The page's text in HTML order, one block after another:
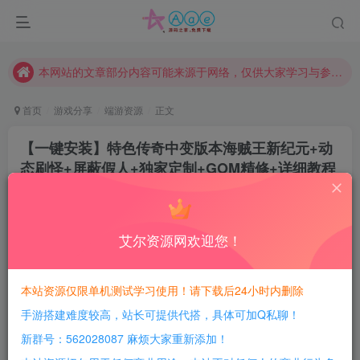
现在赞助会员享受专属折扣，详情点击此条公告。
本网站的文章部分内容可能来源于网络，仅供大家学习与参考，如有侵权，请联系站长QQ466107887进行删除处理。
首页 游戏分享 端游资源 正文
【一键安装】特色传奇中变版本海贼王新纪元+动
态刷怪+屏蔽假人+独家定制+GOM精修+详细教程
每日活跃最高可获得600积分！所有资源可以使用
积分免费兑换！
游戏介绍：
一路从头砍到尾的特色服，完美还原海贼王？一起寻找
艾尔资源网欢迎您！
本站资源仅限单机测试学习使用！请下载后24小时内删除
手游搭建难度较高，站长可提供代搭，具体可加Q私聊！
新群号：562028087 麻烦大家重新添加！